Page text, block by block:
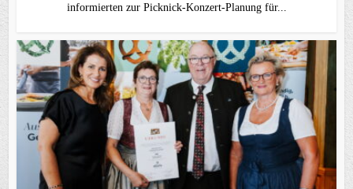
informierten zur Picknick-Konzert-Planung für...